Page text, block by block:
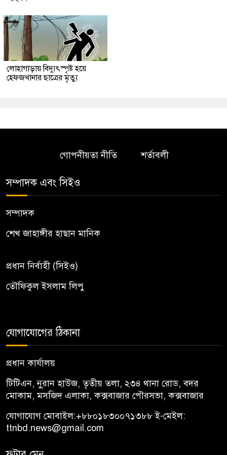
লোহাগাড়ায় বিদ্যুৎস্পৃষ্ট হয়ে
হেফজখানার ছাত্রের মৃত্যু
গোপনীয়তা নীতি শর্তাবলী
সম্পাদক এবং সিইও
সম্পাদক
শেখ জাহাঙ্গীর হাছান মানিক
প্রধান নির্বাহী (সিইও)
তৌফিকুল ইসলাম লিপু
যোগাযোগের ঠিকানা
প্রধান কার্যালয়
টিটিএন, নু্রান হাউজ, তৃতীয় তলা, ২৩৪ থানা রোড, বদর
মোকাম, মসজিদ এলাকা, কক্সবাজার পৌরসভা, কক্সবাজার
যোগাযোগ মোবাইল:+৮৮০১৮৩০০৭১৩৮৮ই-মেইল:
ttnbd.news@gmail.com